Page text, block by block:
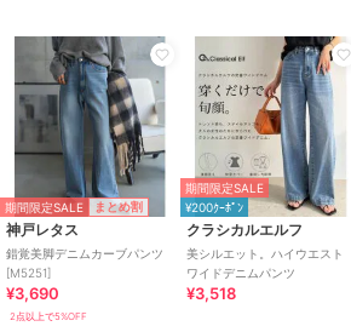
期間限定SALE まとめ割
神戸レタス
錯覚美脚デニムカーブパンツ
[M5251]
¥3,690
2点以上で5%OFF
期間限定SALE
¥200ｸｰﾎﾟﾝ
クラシカルエルフ
美シルエット。ハイウエスト
ワイドデニムパンツ
¥3,518